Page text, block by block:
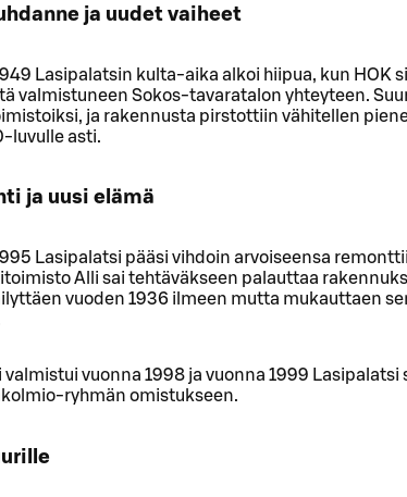
ja uudet vaiheet
Lasipalatsin kulta-aika alkoi hiipua, kun HOK
valmistuneen Sokos-tavaratalon yhteyteen.
ja rakennusta pirstottiin vähitellen
luvulle asti.
ja uusi elämä
Lasipalatsi pääsi vihdoin arvoiseensa
Alli sai tehtäväkseen palauttaa
vuoden 1936 ilmeen mutta mukauttaen
valmistui vuonna 1998 ja vuonna 1999 Lasipalatsi
ryhmän omistukseen.